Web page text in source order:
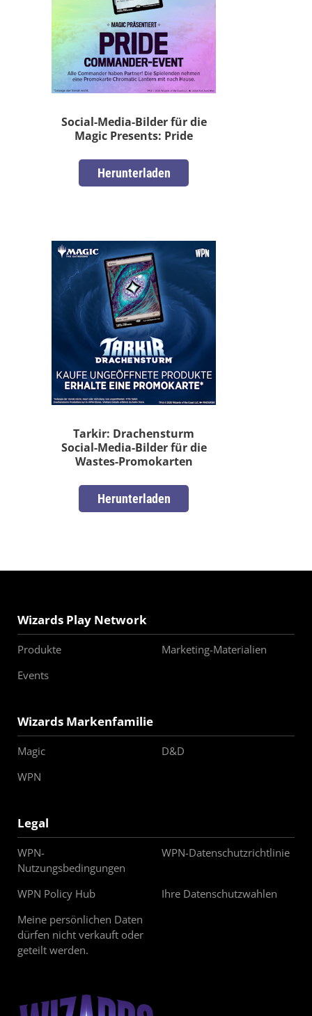
Social-Media-Bilder für die
Magic Presents: Pride
Herunterladen
Tarkir: Drachensturm
Social-Media-Bilder für die
Wastes-Promokarten
Herunterladen
Wizards Play Network
Produkte
Marketing-Materialien
Events
Wizards Markenfamilie
Magic
D&D
WPN
Legal
WPN-
Nutzungsbedingungen
WPN-Datenschutzrichtlinie
WPN Policy Hub
Ihre Datenschutzwahlen
Meine persönlichen Daten
dürfen nicht verkauft oder
geteilt werden.